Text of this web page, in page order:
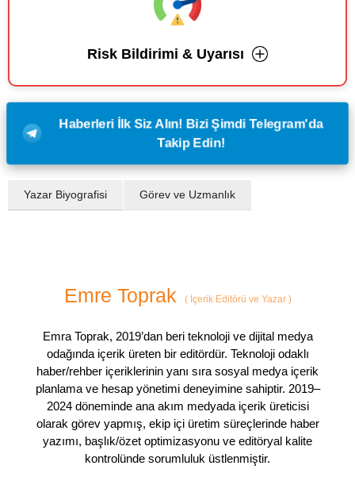
Risk Bildirimi & Uyarısı
Haberleri İlk Siz Alın! Bizi Şimdi Telegram'da
Takip Edin!
Yazar Biyografisi Görev ve Uzmanlık
Emre Toprak (İçerik Editörü ve Yazar )
Emra Toprak, 2019’dan beri teknoloji ve dijital medya
odağında içerik üreten bir editördür. Teknoloji odaklı
haber/rehber içeriklerinin yanı sıra sosyal medya içerik
planlama ve hesap yönetimi deneyimine sahiptir. 2019–
2024 döneminde ana akım medyada içerik üreticisi
olarak görev yapmış, ekip içi üretim süreçlerinde haber
yazımı, başlık/özet optimizasyonu ve editöryal kalite
kontrolünde sorumluluk üstlenmiştir.